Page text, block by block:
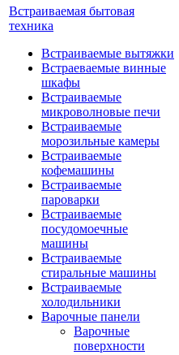
Встраиваемая бытовая
техника
Встраиваемые вытяжки
Встраеваемые винные
шкафы
Встраиваемые
микроволновые печи
Встраиваемые
морозильные камеры
Встраиваемые
кофемашины
Встраиваемые
пароварки
Встраиваемые
посудомоечные
машины
Встраиваемые
стиральные машины
Встраиваемые
холодильники
Варочные панели
Варочные
поверхности